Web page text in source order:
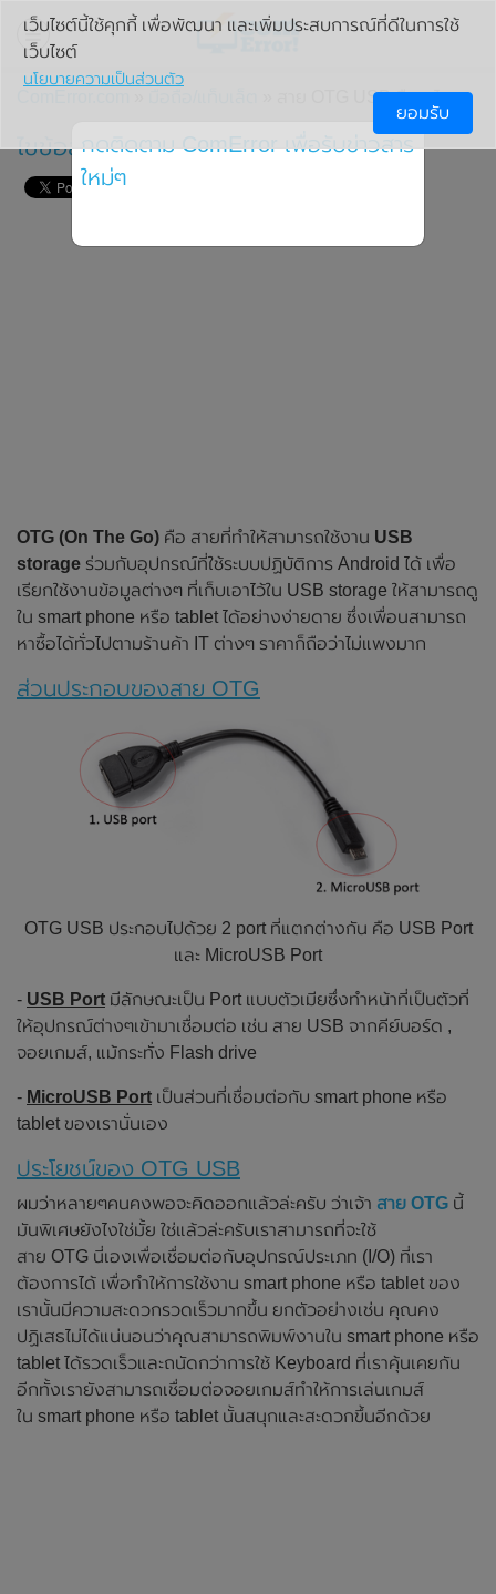
» สาย OTG USB คืออะไร
ไขข้อสงสัย OTG USB คือสายอะไร?
OTG (On The Go) คือ สายที่ทำให้สามารถใช้งาน USB
storage ร่วมกับอุปกรณ์ที่ใช้ระบบปฏิบัติการ Android ได้ เพื่อ
เรียกใช้งานข้อมูลต่างๆ ที่เก็บเอาไว้ใน USB storage ให้สามารถดู
ใน smart phone หรือ tablet ได้อย่างง่ายดาย ซึ่งเพื่อนสามารถ
หาซื้อได้ทั่วไปตามร้านค้า IT ต่างๆ ราคาก็ถือว่าไม่แพงมาก
ส่วนประกอบของสาย OTG
OTG USB ประกอบไปด้วย 2 port ที่แตกต่างกัน คือ USB Port
และ MicroUSB Port
- USB Port มีลักษณะเป็น Port แบบตัวเมียซึ่งทำหน้าที่เป็นตัวที่
ให้อุปกรณ์ต่างๆเข้ามาเชื่อมต่อ เช่น สาย USB จากคีย์บอร์ด ,
จอยเกมส์, แม้กระทั่ง Flash drive
- MicroUSB Port เป็นส่วนที่เชื่อมต่อกับ smart phone หรือ
tablet ของเรานั่นเอง
ประโยชน์ของ OTG USB
ผมว่าหลายๆคนคงพอจะคิดออกแล้วล่ะครับ ว่าเจ้า สาย OTG นี้
มันพิเศษยังไงใช่มั้ย ใช่แล้วล่ะครับเราสามารถที่จะใช้
สาย OTG นี่เองเพื่อเชื่อมต่อกับอุปกรณ์ประเภท (I/O) ที่เรา
ต้องการได้ เพื่อทำให้การใช้งาน smart phone หรือ tablet ของ
เรานั้นมีความสะดวกรวดเร็วมากขึ้น ยกตัวอย่างเช่น คุณคง
ปฏิเสธไม่ได้แน่นอนว่าคุณสามารถพิมพ์งานใน smart phone หรือ
tablet ได้รวดเร็วและถนัดกว่าการใช้ Keyboard ที่เราคุ้นเคยกัน
อีกทั้งเรายังสามารถเชื่อมต่อจอยเกมส์ทำให้การเล่นเกมส์
ใน smart phone หรือ tablet นั้นสนุกและสะดวกขึ้นอีกด้วย
เว็บไซต์นี้ใช้คุกกี้ เพื่อพัฒนา และเพิ่มประสบการณ์ที่ดีในการใช้
เว็บไซต์
นโยบายความเป็นส่วนตัว
ยอมรับ
กดติดตาม ComError เพื่อรับข่าวสาร
ใหม่ๆ